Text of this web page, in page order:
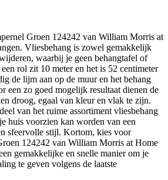
Groen 124242 van William Morris at
Vliesbehang is zowel gemakkelijk
waarbij je geen behangtafel of
rol zit 10 meter en het is 52 centimeter
de lijm aan op de muur en het behang
een zo goed mogelijk resultaat dienen de
droog, egaal van kleur en vlak te zijn.
van het ruime assortiment vliesbehang
huis voorzien kan worden van een
sfeervolle stijl. Kortom, kies voor
124242 van William Morris at Home
gemakkelijke en snelle manier om je
te geven volgens de laatste